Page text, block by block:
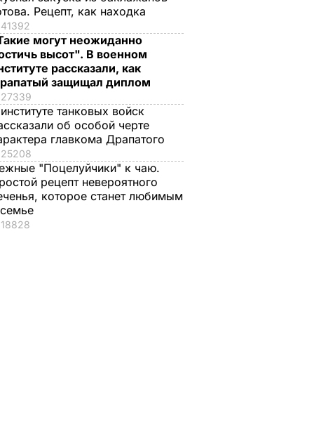
Рецепт, как находка
41392
могут неожиданно
высот". В военном
рассказали, как
защищал диплом
27339
танковых войск
об особой черте
главкома Драпатого
25208
"Поцелуйчики" к чаю.
рецепт невероятного
которое станет любимым
18828